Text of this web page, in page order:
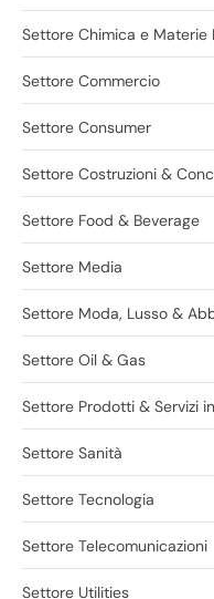
Settore Chimica e Materie
Settore Commercio
Settore Consumer
Settore Costruzioni &
Settore Food & Beverage
Settore Media
Settore Moda, Lusso &
Settore Oil & Gas
Settore Prodotti & Servizi
Settore Sanità
Settore Tecnologia
Settore Telecomunicazioni
Settore Utilities